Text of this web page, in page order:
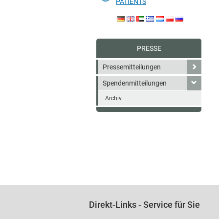
PRESSE
Pressemitteilungen
Spendenmitteilungen
Archiv
Direkt-Links - Service für Sie